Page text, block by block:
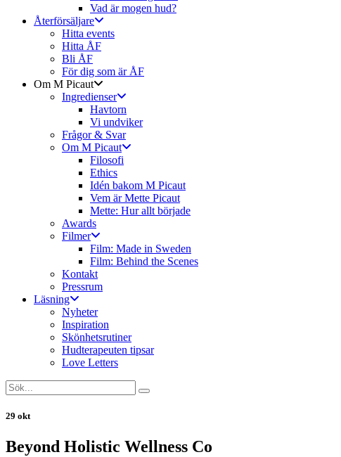
Vad är mogen hud?
Återförsäljare
Hitta events
Hitta ÅF
Bli ÅF
För dig som är ÅF
Om M Picaut
Ingredienser
Havtorn
Vi undviker
Frågor & Svar
Om M Picaut
Filosofi
Ethics
Idén bakom M Picaut
Vem är Mette Picaut
Mette: Hur allt började
Awards
Filmer
Film: Made in Sweden
Film: Behind the Scenes
Kontakt
Pressrum
Läsning
Nyheter
Inspiration
Skönhetsrutiner
Hudterapeuten tipsar
Love Letters
29 okt
Beyond Holistic Wellness Co